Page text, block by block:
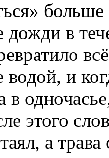
больше
в
водой, и
в
этого
а